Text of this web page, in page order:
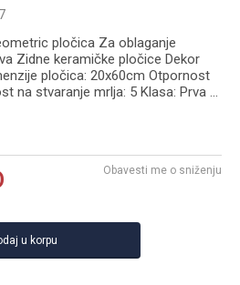
pločica Za oblaganje
Zidne keramičke pločice Dekor
pločica: 20x60cm Otpornost
na stvaranje mrlja: 5 Klasa: Prva ...
Obavesti me o sniženju
u korpu